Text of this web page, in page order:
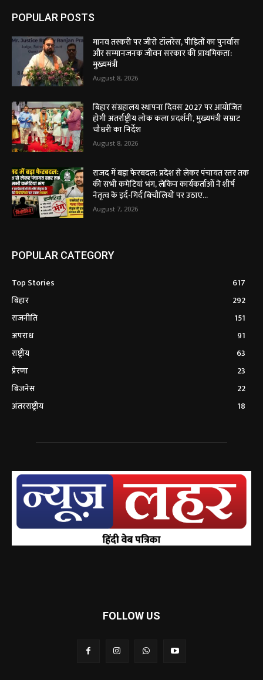
POPULAR POSTS
मानव तस्करी पर जीरो टॉलरेंस, पीड़ितों का पुनर्वास
और सम्मानजनक जीवन सरकार की प्राथमिकता:
मुख्यमंत्री
August 8, 2026
बिहार संग्रहालय स्थापना दिवस 2027 पर आयोजित
होगी अंतर्राष्ट्रीय लोक कला प्रदर्शनी, मुख्यमंत्री सम्राट
चौधरी का निर्देश
August 8, 2026
राजद में बड़ा फेरबदल: प्रदेश से लेकर पंचायत स्तर तक
की सभी कमेटियां भंग, लेकिन कार्यकर्ताओं ने शीर्ष
नेतृत्व के इर्द-गिर्द बिचौलियों पर उठाए...
August 7, 2026
POPULAR CATEGORY
Top Stories
617
बिहार
292
राजनीति
151
अपराध
91
राष्ट्रीय
63
प्रेरणा
23
बिजनेस
22
अंतरराष्ट्रीय
18
FOLLOW US